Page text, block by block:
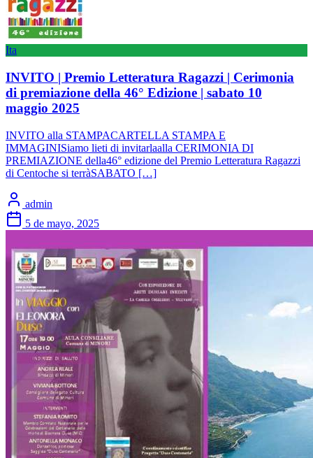
Ita
INVITO | Premio Letteratura Ragazzi | Cerimonia
di premiazione della 46° Edizione | sabato 10
maggio 2025
INVITO alla STAMPACARTELLA STAMPA E
IMMAGINISiamo lieti di invitarlaalla CERIMONIA DI
PREMIAZIONE della46° edizione del Premio Letteratura Ragazzi
di Centoche si terràSABATO […]
admin
5 de mayo, 2025